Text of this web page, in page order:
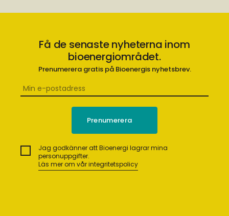
Få de senaste nyheterna inom
bioenergiområdet.
Prenumerera gratis på Bioenergis nyhetsbrev.
Jag godkänner att Bioenergi lagrar mina
personuppgifter.
Läs mer om vår integritetspolicy